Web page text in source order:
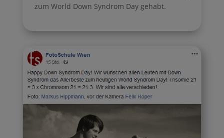
zum World Down Syndrom Day gehabt.